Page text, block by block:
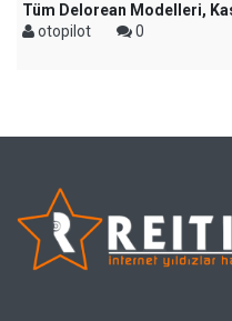
Tüm Delorean Modelleri,
otopilot
0